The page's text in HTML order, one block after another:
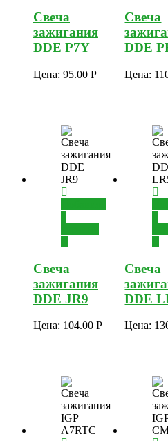
Свеча
зажигания
DDE P7Y
Цена: 95.00 Р
Свеча
DDE
Цена:
Свеча
зажигания
DDE JR9
Цена: 104.00 Р
Свеча
DDE
Цена: